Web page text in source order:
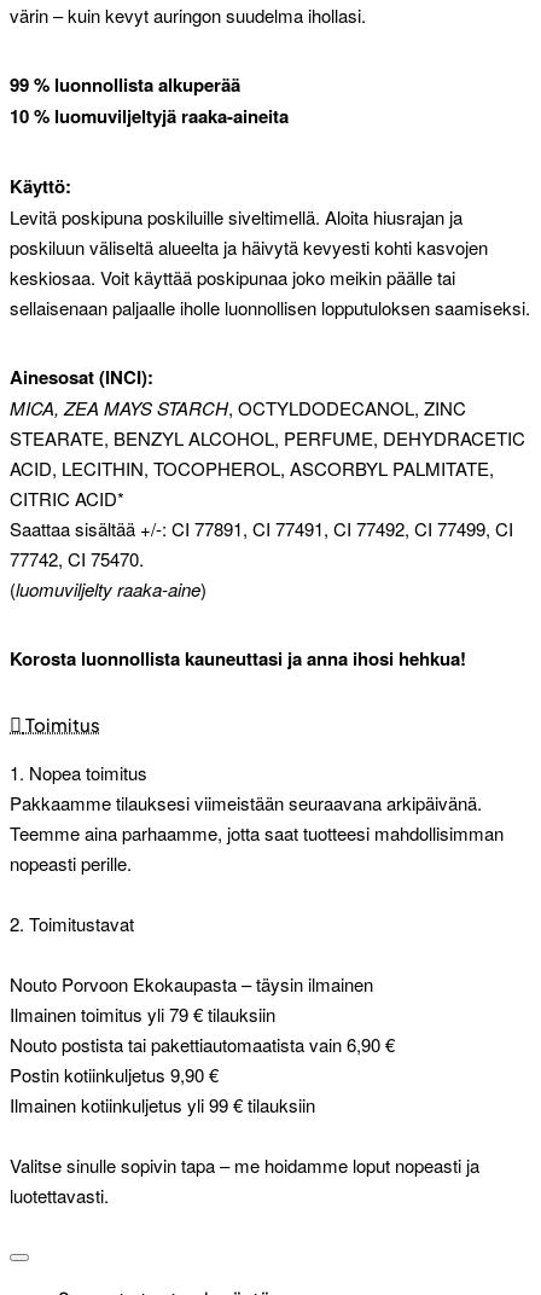
värin – kuin kevyt auringon suudelma ihollasi.
99 % luonnollista alkuperää
10 % luomuviljeltyjä raaka-aineita
Käyttö:
Levitä poskipuna poskiluille siveltimellä. Aloita hiusrajan ja
poskiluun väliseltä alueelta ja häivytä kevyesti kohti kasvojen
keskiosaa. Voit käyttää poskipunaa joko meikin päälle tai
sellaisenaan paljaalle iholle luonnollisen lopputuloksen saamiseksi.
Ainesosat (INCI):
MICA, ZEA MAYS STARCH, OCTYLDODECANOL, ZINC
STEARATE, BENZYL ALCOHOL, PERFUME, DEHYDRACETIC
ACID, LECITHIN, TOCOPHEROL, ASCORBYL PALMITATE,
CITRIC ACID*
Saattaa sisältää +/-: CI 77891, CI 77491, CI 77492, CI 77499, CI
77742, CI 75470.
(luomuviljelty raaka-aine)
Korosta luonnollista kauneuttasi ja anna ihosi hehkua!
Toimitus
1. Nopea toimitus
Pakkaamme tilauksesi viimeistään seuraavana arkipäivänä.
Teemme aina parhaamme, jotta saat tuotteesi mahdollisimman
nopeasti perille.
2. Toimitustavat
Nouto Porvoon Ekokaupasta – täysin ilmainen
Ilmainen toimitus yli 79 € tilauksiin
Nouto postista tai pakettiautomaatista vain 6,90 €
Postin kotiinkuljetus 9,90 €
Ilmainen kotiinkuljetus yli 99 € tilauksiin
Valitse sinulle sopivin tapa – me hoidamme loput nopeasti ja
luotettavasti.